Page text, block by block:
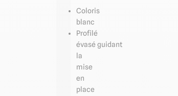
Coloris
blanc
Profilé
évasé guidant
la
mise
en
place